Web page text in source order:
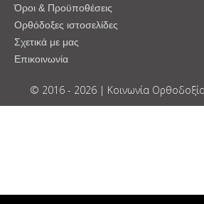
Όροι & Προϋποθέσεις
Ορθόδοξες ιστοσελίδες
Σχετικά με μας
Επικοινωνία
© 2016 - 2026 | Κοινωνία